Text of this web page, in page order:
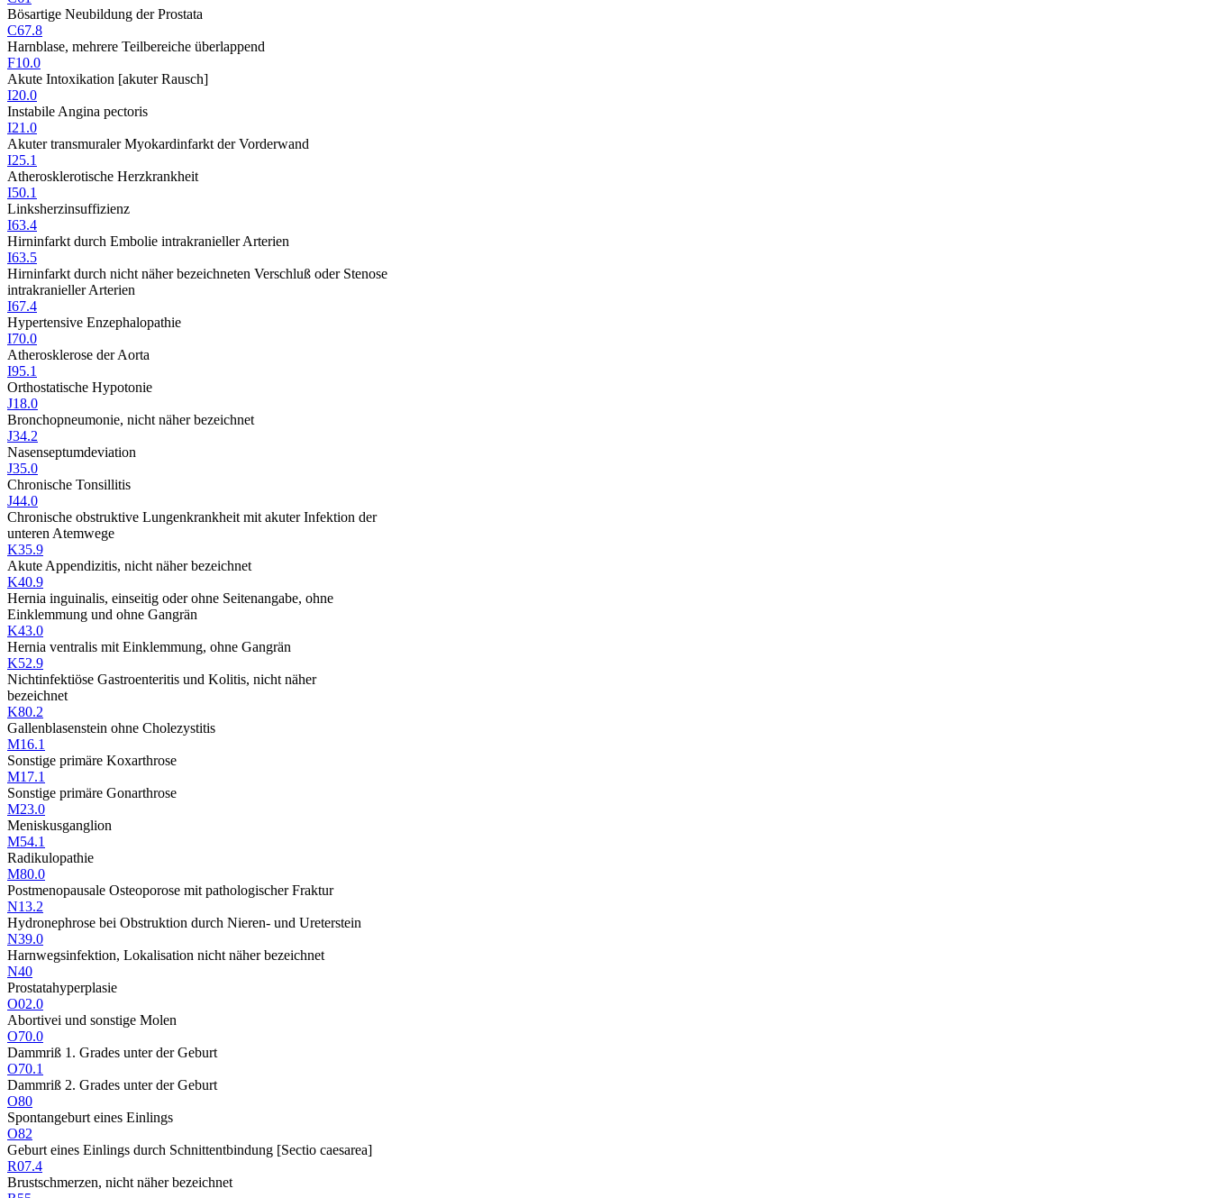
Bösartige Neubildung der Prostata
C67.8
Harnblase, mehrere Teilbereiche überlappend
F10.0
Akute Intoxikation [akuter Rausch]
I20.0
Instabile Angina pectoris
I21.0
Akuter transmuraler Myokardinfarkt der Vorderwand
I25.1
Atherosklerotische Herzkrankheit
I50.1
Linksherzinsuffizienz
I63.4
Hirninfarkt durch Embolie intrakranieller Arterien
I63.5
Hirninfarkt durch nicht näher bezeichneten Verschluß oder Stenose
intrakranieller Arterien
I67.4
Hypertensive Enzephalopathie
I70.0
Atherosklerose der Aorta
I95.1
Orthostatische Hypotonie
J18.0
Bronchopneumonie, nicht näher bezeichnet
J34.2
Nasenseptumdeviation
J35.0
Chronische Tonsillitis
J44.0
Chronische obstruktive Lungenkrankheit mit akuter Infektion der
unteren Atemwege
K35.9
Akute Appendizitis, nicht näher bezeichnet
K40.9
Hernia inguinalis, einseitig oder ohne Seitenangabe, ohne
Einklemmung und ohne Gangrän
K43.0
Hernia ventralis mit Einklemmung, ohne Gangrän
K52.9
Nichtinfektiöse Gastroenteritis und Kolitis, nicht näher
bezeichnet
K80.2
Gallenblasenstein ohne Cholezystitis
M16.1
Sonstige primäre Koxarthrose
M17.1
Sonstige primäre Gonarthrose
M23.0
Meniskusganglion
M54.1
Radikulopathie
M80.0
Postmenopausale Osteoporose mit pathologischer Fraktur
N13.2
Hydronephrose bei Obstruktion durch Nieren- und Ureterstein
N39.0
Harnwegsinfektion, Lokalisation nicht näher bezeichnet
N40
Prostatahyperplasie
O02.0
Abortivei und sonstige Molen
O70.0
Dammriß 1. Grades unter der Geburt
O70.1
Dammriß 2. Grades unter der Geburt
O80
Spontangeburt eines Einlings
O82
Geburt eines Einlings durch Schnittentbindung [Sectio caesarea]
R07.4
Brustschmerzen, nicht näher bezeichnet